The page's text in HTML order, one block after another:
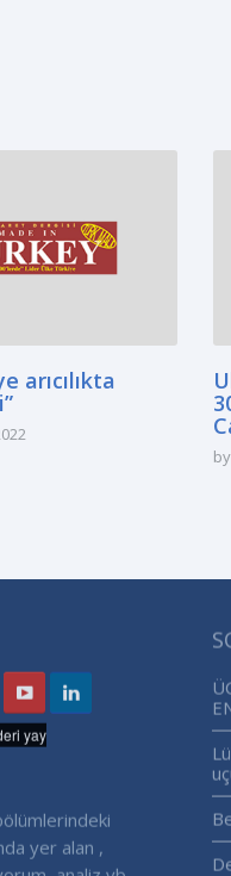
arıcılıkta
by
yer alan ,